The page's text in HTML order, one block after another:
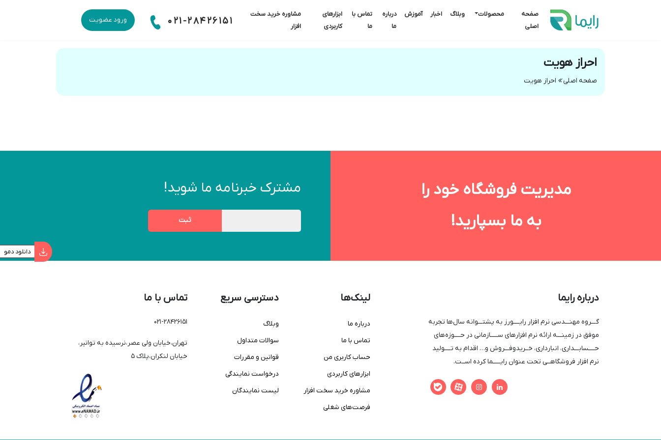
صفحه
اصلی
محصولات وبلاگ اخبار آموزش
درباره
ما
تماس با
ما
ابزارهای
کاربردی
مشاوره خرید سخت
افزار
021-28426151 ورود عضویت
احراز هویت
صفحه اصلی  احراز هویت
دانلود دمو
مدیریت فروشگاه خود را
به ما بسپارید!
مشترک خبرنامه ما شوید!
درباره رایما
گـــروه مهنـــدسی نرم افزار رایــــورز به پشتـــوانه سال‌ها تجربه
موفق در زمینـــه ارائه نرم افزار‌های ســـــازمانی در حــــوزه‌های
حــــسابـــداری، انبارداری، خــریدوفـــروش و… اقدام به تــــولید
نرم افزار فروشگاهــی تحت عنوان رایـــــما کرده اســت.


لینک‌ها
درباره ما
تماس با ما
حساب کاربری من
ابزارهای کاربردی
مشاوره خرید سخت افزار
فرصت‌های شغلی
دسترسی سریع
وبلاگ
سوالات متداول
قوانین و مقررات
درخواست نمایندگی
لیست نمایندگان
تماس با ما
021-28426151
تهران،خیابان ولی عصر،نرسیده به توانیر،
خیابان لنکران،پلاک 5